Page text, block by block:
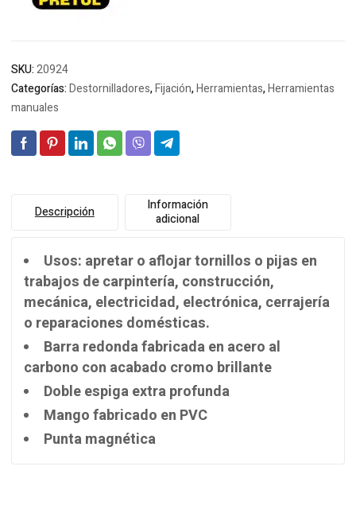
SKU:20924
Categorías:Destornilladores,Fijación,Herramientas,Herramientas
manuales
Descripción
Información
adicional
Usos: apretar o aflojar tornillos o pijas en
trabajos de carpintería, construcción,
mecánica, electricidad, electrónica, cerrajería
o reparaciones domésticas.
Barra redonda fabricada en acero al
carbono con acabado cromo brillante
Doble espiga extra profunda
Mango fabricado en PVC
Punta magnética